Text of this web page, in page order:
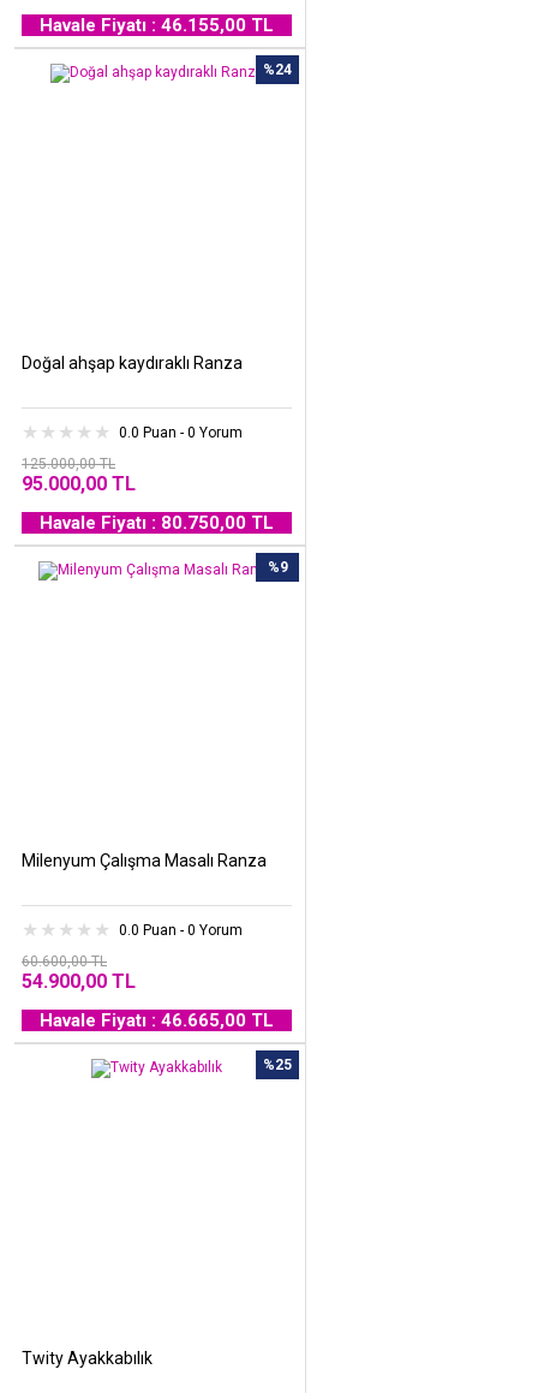
Havale Fiyatı : 46.155,00 TL
%24
Doğal ahşap kaydıraklı Ranza
0.0 Puan - 0 Yorum
125.000,00 TL
95.000,00 TL
Havale Fiyatı : 80.750,00 TL
%9
Milenyum Çalışma Masalı Ranza
0.0 Puan - 0 Yorum
60.600,00 TL
54.900,00 TL
Havale Fiyatı : 46.665,00 TL
%25
Twity Ayakkabılık